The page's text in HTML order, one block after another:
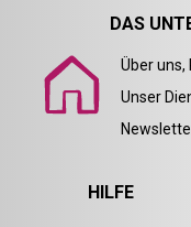
DAS
Über
Unser
HILFE